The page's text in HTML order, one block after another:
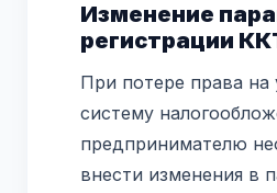
Изменение
регистрации
При потере права
систему
предпринимателю
внести изменения в